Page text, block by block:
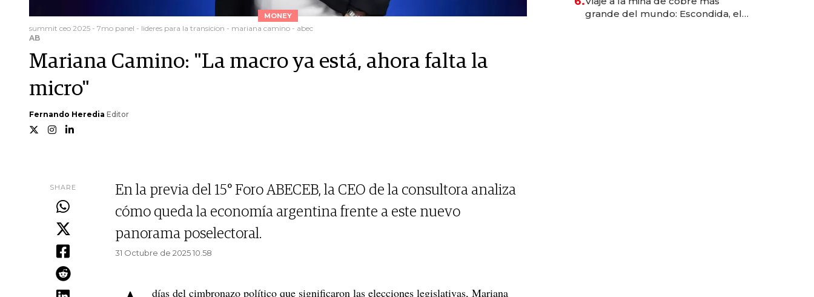
MONEY
summit ceo 2025 - 7mo panel - lideres para la transicion - mariana camino - abec
AB
Mariana Camino: "La macro ya está, ahora falta la
micro"
Fernando Heredia Editor
SHARE
En la previa del 15° Foro ABECEB, la CEO de la consultora analiza
cómo queda la economía argentina frente a este nuevo
panorama poselectoral.
31 Octubre de 2025 10.58
días del cimbronazo político que significaron las elecciones legislativas, Mariana
grande del mundo: Escondida, el